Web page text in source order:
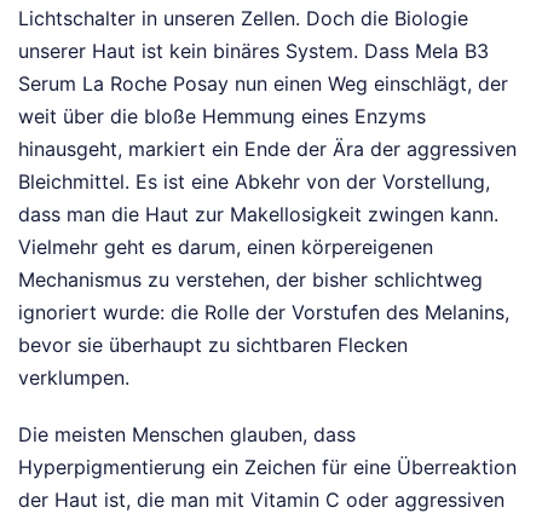
Lichtschalter in unseren Zellen. Doch die Biologie
unserer Haut ist kein binäres System. Dass Mela B3
Serum La Roche Posay nun einen Weg einschlägt, der
weit über die bloße Hemmung eines Enzyms
hinausgeht, markiert ein Ende der Ära der aggressiven
Bleichmittel. Es ist eine Abkehr von der Vorstellung,
dass man die Haut zur Makellosigkeit zwingen kann.
Vielmehr geht es darum, einen körpereigenen
Mechanismus zu verstehen, der bisher schlichtweg
ignoriert wurde: die Rolle der Vorstufen des Melanins,
bevor sie überhaupt zu sichtbaren Flecken
verklumpen.
Die meisten Menschen glauben, dass
Hyperpigmentierung ein Zeichen für eine Überreaktion
der Haut ist, die man mit Vitamin C oder aggressiven